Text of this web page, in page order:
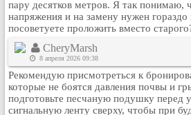
Регистрация
Забыли пароль?
Данные авторизации одинаковые с
сайтом 7ooo.ru
Форумы
Главная
Поиск
пару десятков метров. Я так понимаю,
напряжения и на замену нужен
посоветуете проложить вместо
CheryMarsh
8 апреля 2026 09:38
Рекомендую присмотреться к
которые не боятся давления почвы и
подготовьте песчаную подушку перед
сигнальную ленту сверху, чтобы при